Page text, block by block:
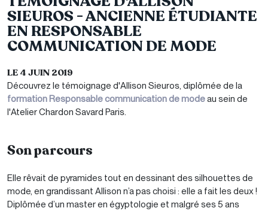
SIEUROS - ANCIENNE ÉTUDIANTE
EN RESPONSABLE
COMMUNICATION DE MODE
LE 4 JUIN 2019
Découvrez le témoignage d'Allison Sieuros, diplômée de la
formation Responsable communication de modeau sein de
l'Atelier Chardon Savard Paris.
Son parcours
Elle rêvait de pyramides tout en dessinant des silhouettes de
mode, en grandissant Allison n’a pas choisi : elle a fait les deux !
Diplômée d’un master en égyptologie et malgré ses 5 ans